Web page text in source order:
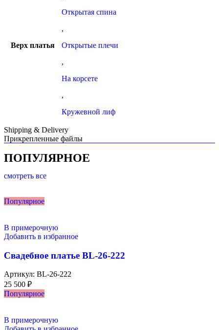
Верх платья
Открытая спина
,
Открытые плечи
,
На корсете
,
Кружевной лиф
Shipping & Delivery
Прикрепленные файлы
ПОПУЛЯРНОЕ
смотреть все
Популярное
В примерочную
Добавить в избранное
Свадебное платье BL-26-222
Артикул: BL-26-222
25 500 ₽
Популярное
В примерочную